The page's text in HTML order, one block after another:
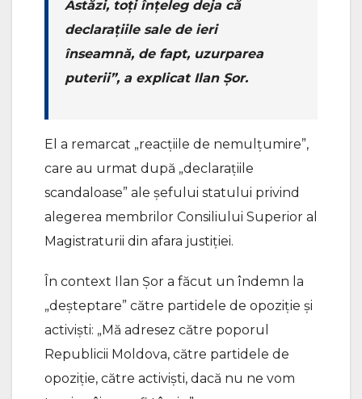
Astăzi, toți înțeleg deja că
declarațiile sale de ieri
înseamnă, de fapt, uzurparea
puterii”, a explicat Ilan Șor.
El a remarcat „reacțiile de nemulțumire”,
care au urmat după „declarațiile
scandaloase” ale șefului statului privind
alegerea membrilor Consiliului Superior al
Magistraturii din afara justiției.
În context Ilan Șor a făcut un îndemn la
„deșteptare” către partidele de opoziție și
activiști: „Mă adresez către poporul
Republicii Moldova, către partidele de
opoziție, către activiști, dacă nu ne vom